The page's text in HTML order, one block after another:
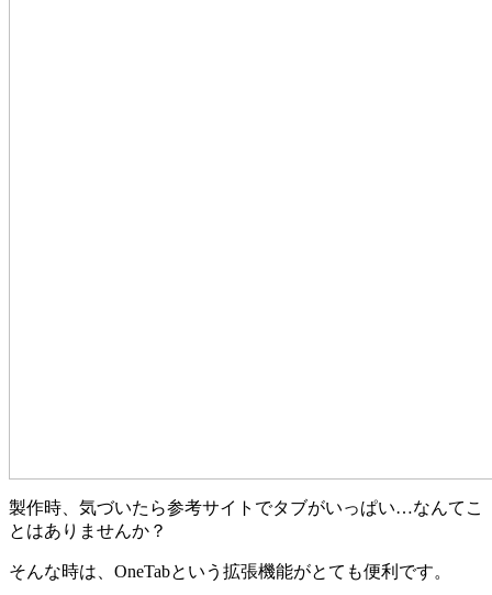
製作時、気づいたら参考サイトでタブがいっぱい…なんてこ
とはありませんか？
そんな時は、OneTabという拡張機能がとても便利です。